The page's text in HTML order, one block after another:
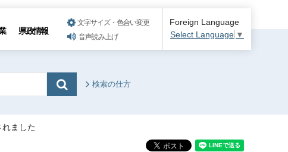
県政情報
文字サイズ・色合い変更
音声読み上げ
Foreign Language
Select Language ▼
検索の仕方
ました